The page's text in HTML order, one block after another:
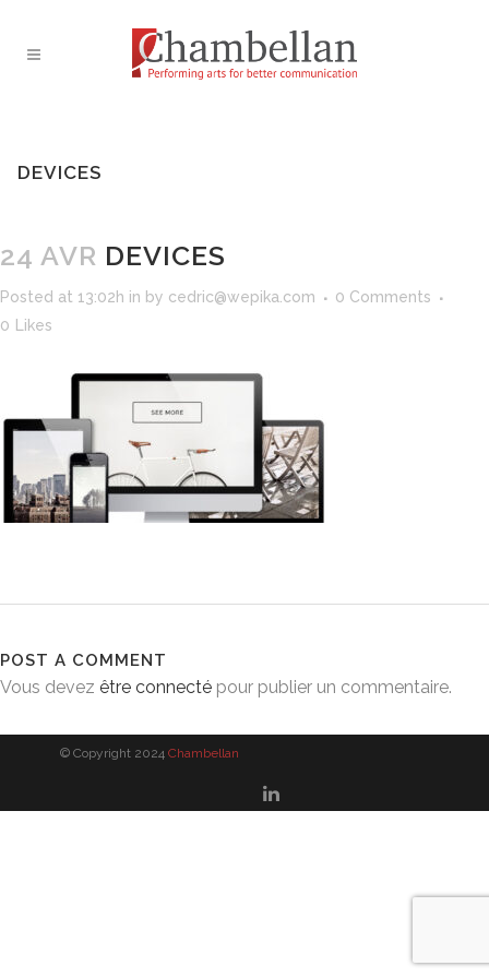
DEVICES
24 AVR DEVICES
Posted at 13:02h in by cedric@wepika.com
0 Comments
0
Likes
POST A COMMENT
Vous devez être connecté pour publier un commentaire.
© Copyright 2024 Chambellan